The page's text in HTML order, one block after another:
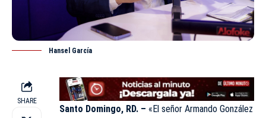
Hansel García
SHARE
Santo Domingo, RD. – «El señor Armando González